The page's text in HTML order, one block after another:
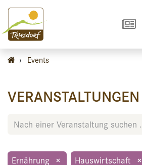
› Events
VERANSTALTUNGEN
Ernährung × Hauswirtschaft ×